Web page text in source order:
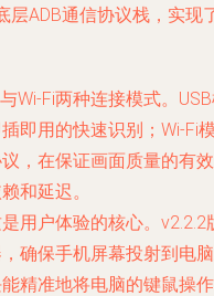
层ADB通信协议栈，实现
与Wi-Fi两种连接模式。
即用的快速识别；Wi-Fi
，在保证画面质量的有
和延迟。
是用户体验的核心。
确保手机屏幕投射到电
精准地将电脑的键鼠操